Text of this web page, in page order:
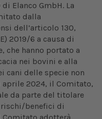
di Elanco GmbH. La
dalla
dell’articolo 130,
2019/6 a causa di
che hanno portato a
nei bovini e alla
cani delle specie non
2024, il Comitato,
da parte del titolare
benefici di